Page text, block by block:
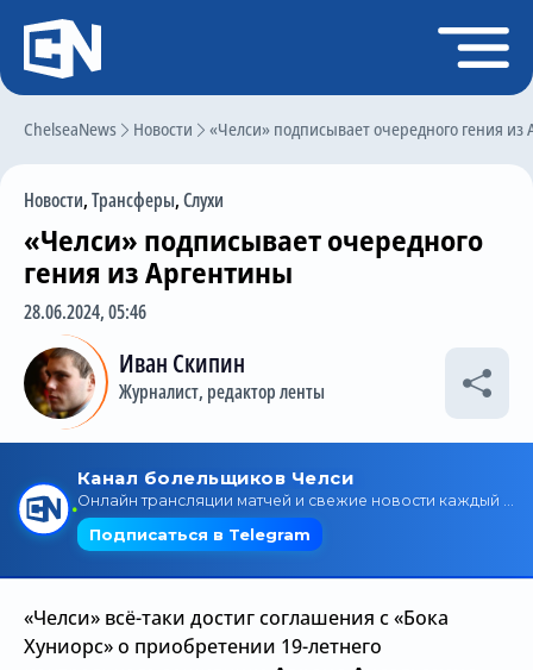
ChelseaNews Новости «Челси» подписывает очередного гения из
Новости,Трансферы,Слухи
«Челси» подписывает очередного
гения из Аргентины
28.06.2024, 05:46
Иван Скипин
Журналист, редактор ленты
«Челси» всё-таки достиг соглашения с «Бока
Хуниорс» о приобретении 19-летнего
Регистрация
Главная
Чат
Трансферы
Слухи
История Челси
Статистика
Календарь игр
Состав команды
Поиск по сайту
Трансляции